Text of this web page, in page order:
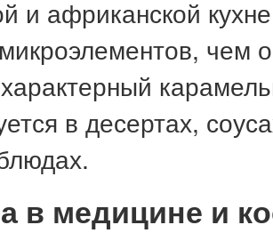
и африканской
чем
в десертах,
в медицине и